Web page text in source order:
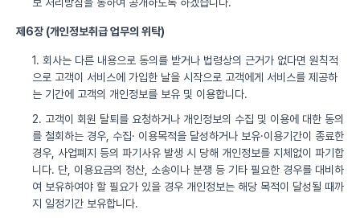
제6장 (개인정보취급 업무의 위탁)
1. 회사는 다른 내용으로 동의를 받거나 법령상의 근거가 없다면 원칙적
으로 고객이 서비스에 가입한 날을 시작으로 고객에게 서비스를 제공하
는 기간에 고객의 개인정보를 보유 및 이용합니다.
2. 고객이 회원 탈퇴를 요청하거나 개인정보의 수집 및 이용에 대한 동의
를 철회하는 경우, 수집· 이용목적을 달성하거나 보유·이용기간이 종료한
경우, 사업폐지 등의 파기사유 발생 시 당해 개인정보를 지체없이 파기합
니다. 단, 이용요금의 정산, 소송이나 분쟁 등 기타 필요한 경우를 대비하
여 보유하여야 할 필요가 있을 경우 개인정보는 해당 목적이 달성될 때까
지 일정기간 보유합니다.